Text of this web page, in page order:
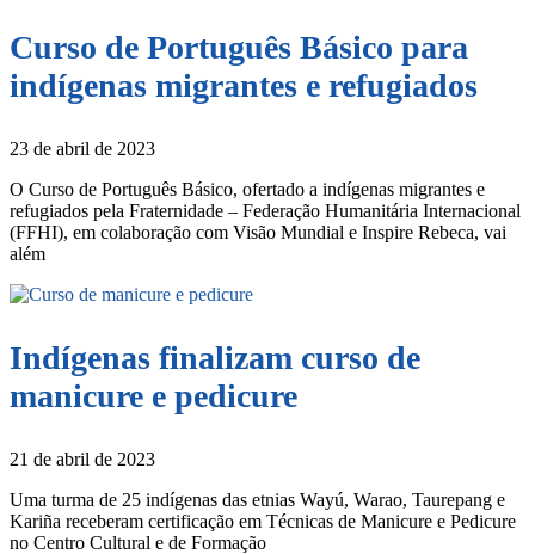
Curso de Português Básico para
indígenas migrantes e refugiados
23 de abril de 2023
O Curso de Português Básico, ofertado a indígenas migrantes e
refugiados pela Fraternidade – Federação Humanitária Internacional
(FFHI), em colaboração com Visão Mundial e Inspire Rebeca, vai
além
Indígenas finalizam curso de
manicure e pedicure
21 de abril de 2023
Uma turma de 25 indígenas das etnias Wayú, Warao, Taurepang e
Kariña receberam certificação em Técnicas de Manicure e Pedicure
no Centro Cultural e de Formação